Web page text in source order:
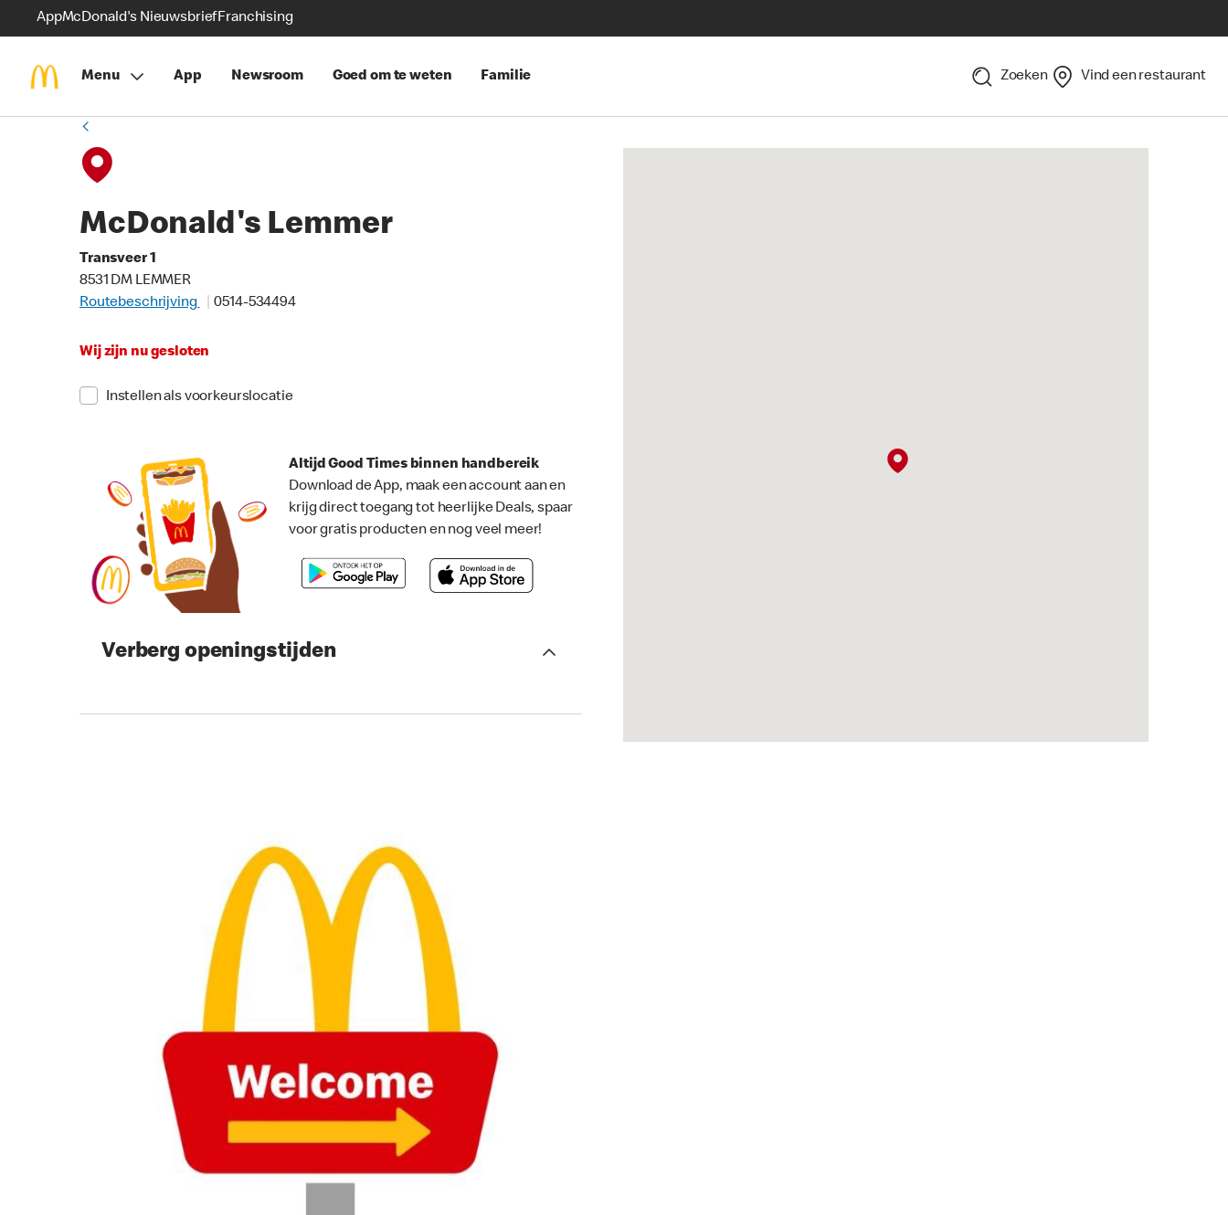
AppMcDonald's NieuwsbriefFranchising
Menu App Newsroom Goed om te weten Familie Zoeken Vind een restaurant
McDonald's Lemmer
Transveer 1
8531 DM LEMMER
Routebeschrijving
0514-534494
Wij zijn nu gesloten
Instellen als voorkeurslocatie
Altijd Good Times binnen handbereik
Download de App, maak een account aan en
krijg direct toegang tot heerlijke Deals, spaar
voor gratis producten en nog veel meer!
Verberg openingstijden